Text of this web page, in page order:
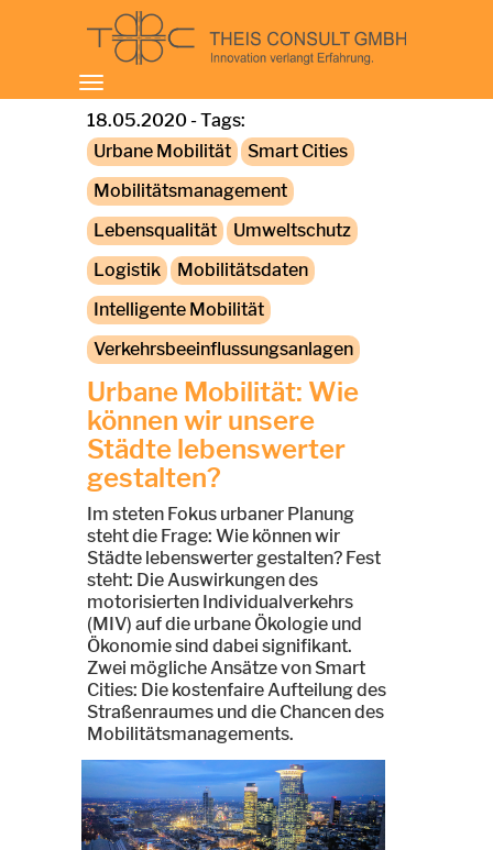
Toggle
navigation
18.05.2020 - Tags:
Urbane Mobilität
Smart Cities
Mobilitätsmanagement
Lebensqualität
Umweltschutz
Logistik
Mobilitätsdaten
Intelligente Mobilität
Verkehrsbeeinflussungsanlagen
Urbane Mobilität: Wie
können wir unsere
Städte lebenswerter
gestalten?
Im steten Fokus urbaner Planung
steht die Frage: Wie können wir
Städte lebenswerter gestalten? Fest
steht: Die Auswirkungen des
motorisierten Individualverkehrs
(MIV) auf die urbane Ökologie und
Ökonomie sind dabei signifikant.
Zwei mögliche Ansätze von Smart
Cities: Die kostenfaire Aufteilung des
Straßenraumes und die Chancen des
Mobilitätsmanagements.